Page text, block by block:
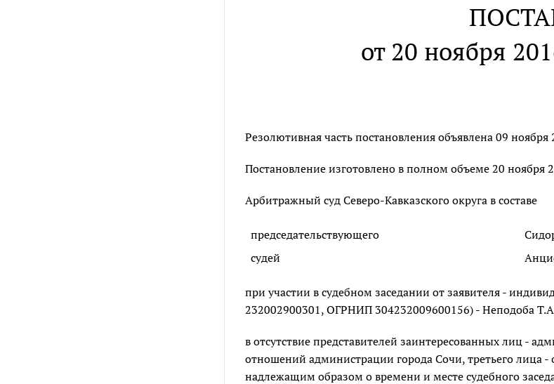
от 20 ноября
Резолютивная часть постановления объявлена 09 ноября
Постановление изготовлено в полном объеме 20 ноября
Арбитражный суд Северо-Кавказского округа в составе
председательствующего
судей
при участии в судебном заседании от заявителя -
232002900301, ОГРНИП 304232009600156) - Неподоба
в отсутствие представителей заинтересованных лиц -
отношений администрации города Сочи, третьего лица
надлежащим образом о времени и месте судебного